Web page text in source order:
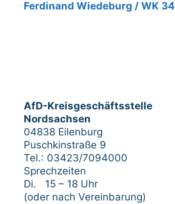
Ferdinand Wiedeburg / WK 34
AfD-Kreisgeschäftsstelle
Nordsachsen
04838 Eilenburg
Puschkinstraße 9
Tel.: 03423/7094000
Sprechzeiten
Di. 15 – 18 Uhr
(oder nach Vereinbarung)